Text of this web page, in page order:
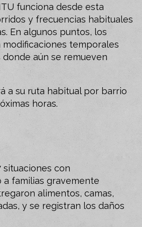
funciona desde esta
y frecuencias habituales
En algunos puntos, los
temporales
aún se remueven
a su ruta habitual por barrio
horas.
situaciones con
a familias gravemente
alimentos, camas,
y se registran los daños